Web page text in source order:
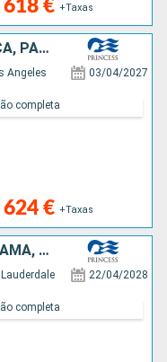
618 € +Taxas
CARAIBAS - MEXICO, COSTA RICA, PANAMA, ARUBA, ESTADOS UNIDOS
Angeles 03/04/2027
624 € +Taxas
completa
ESTADOS UNIDOS, ARUBA, PANAMA, COSTA RICA, CARAIBAS - MEXICO
Lauderdale 22/04/2028
completa